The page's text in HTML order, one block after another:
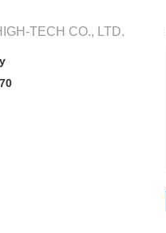
TECH CO., LTD.